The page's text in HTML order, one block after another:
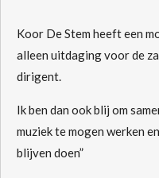
Koor De Stem heeft een
alleen uitdaging voor de
dirigent.
Ik ben dan ook blij om
muziek te mogen werken
blijven doen”